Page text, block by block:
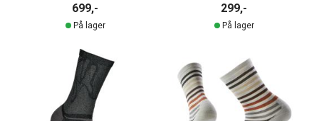
699,-
På lager
299,-
På lager